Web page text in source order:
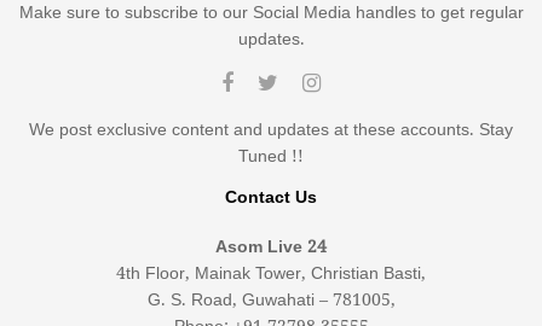
Make sure to subscribe to our Social Media handles to get regular
updates.
We post exclusive content and updates at these accounts. Stay
Tuned !!
Contact Us
Asom Live 24
4th Floor, Mainak Tower, Christian Basti,
G. S. Road, Guwahati – 781005,